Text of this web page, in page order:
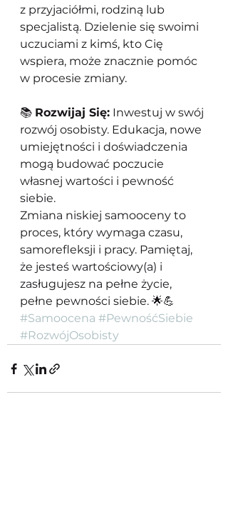
z przyjaciółmi, rodziną lub
specjalistą. Dzielenie się swoimi
uczuciami z kimś, kto Cię
wspiera, może znacznie pomóc
w procesie zmiany.
📚 Rozwijaj Się: Inwestuj w swój
rozwój osobisty. Edukacja, nowe
umiejętności i doświadczenia
mogą budować poczucie
własnej wartości i pewność
siebie.
Zmiana niskiej samooceny to
proces, który wymaga czasu,
samorefleksji i pracy. Pamiętaj,
że jesteś wartościowy(a) i
zasługujesz na pełne życie,
pełne pewności siebie. 🌟💪
#Samoocena #PewnośćSiebie
#RozwójOsobisty